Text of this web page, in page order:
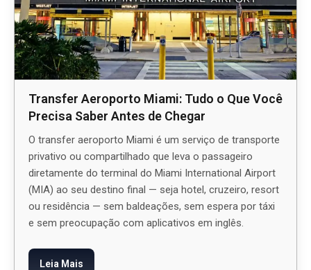
Transfer Aeroporto Miami: Tudo o Que Você
Precisa Saber Antes de Chegar
O transfer aeroporto Miami é um serviço de transporte
privativo ou compartilhado que leva o passageiro
diretamente do terminal do Miami International Airport
(MIA) ao seu destino final — seja hotel, cruzeiro, resort
ou residência — sem baldeações, sem espera por táxi
e sem preocupação com aplicativos em inglês.
Leia Mais